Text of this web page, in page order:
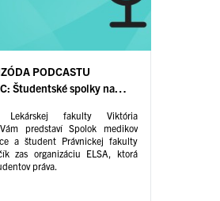
PODCASTU
Študentské spolky na
Lekárskej fakulty Viktória
predstaví Spolok medikov
a študent Právnickej fakulty
zas organizáciu ELSA, ktorá
práva.